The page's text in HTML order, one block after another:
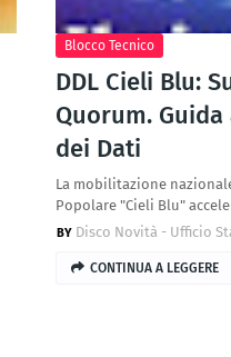
Blocco Tecnico
DDL Cieli Blu:
Quorum.
dei Dati
La mobilitazione
Popolare "Cieli Blu"
Disco Novità - Ufficio
CONTINUA A LEGGERE